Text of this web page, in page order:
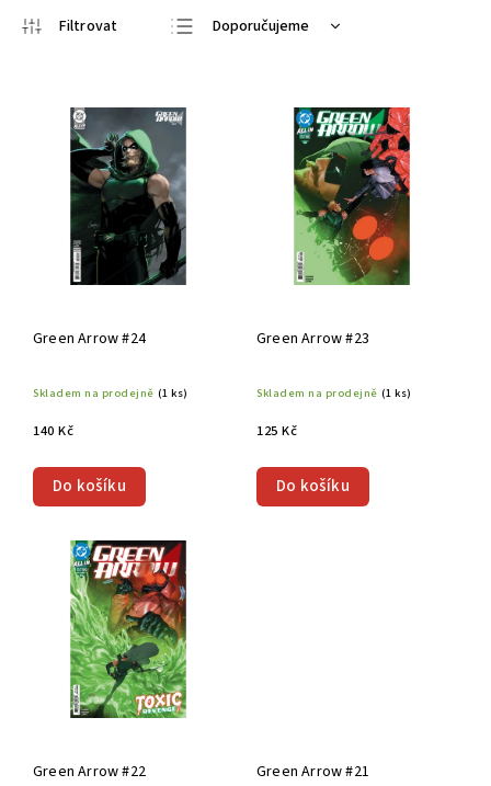
Doporučujeme
Nejprodávanější
Green Arrow #24
Skladem na prodejně (1 ks)
140 Kč
Do košíku
Green Arrow #23
Skladem na prodejně (1 ks)
125 Kč
Do košíku
Green Arrow #22 Green Arrow #21